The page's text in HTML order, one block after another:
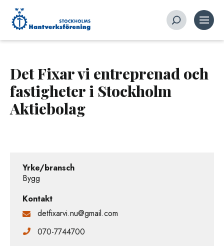
Det Fixar vi entreprenad och
fastigheter i Stockholm
Aktiebolag
Yrke/bransch
Bygg
Kontakt
detfixarvi.nu@gmail.com
070-7744700